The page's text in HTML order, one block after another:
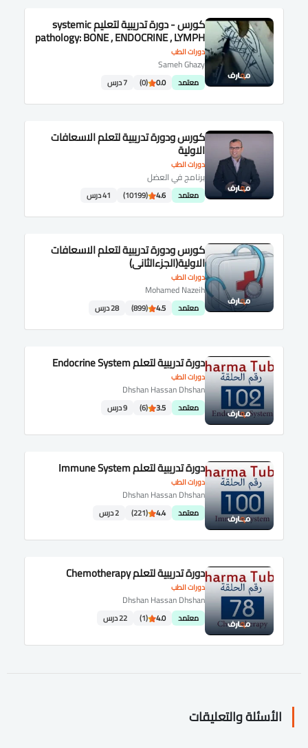
دورات الطب
كورس - دورة تدريبية لتعليم systemic
pathology: BONE , ENDOCRINE , LYMPH
,BLOOD and CNS.
Sameh Ghazy
معتمد 0.0
(0) 7 درس
دورات الطب
كورس ودورة تدريبية لتعلم الاسعافات
الاولية
برنامج في العضل
معتمد 4.6
(10199) 41 درس
دورات الطب
كورس ودورة تدريبية لتعلم الاسعافات
الاولية(الجزءالثانى)
Mohamed Nazeih
معتمد 4.5
(899) 28 درس
دورات الطب
دورة تدريبية لتعلم Endocrine System
Dhshan Hassan Dhshan
معتمد 3.5
(6) 9 درس
دورات الطب
دورة تدريبية لتعلم Immune System
Dhshan Hassan Dhshan
معتمد 4.4
(221) 2 درس
دورات الطب
دورة تدريبية لتعلم Chemotherapy
Dhshan Hassan Dhshan
معتمد 4.0
(1) 22 درس
الأسئلة والتعليقات